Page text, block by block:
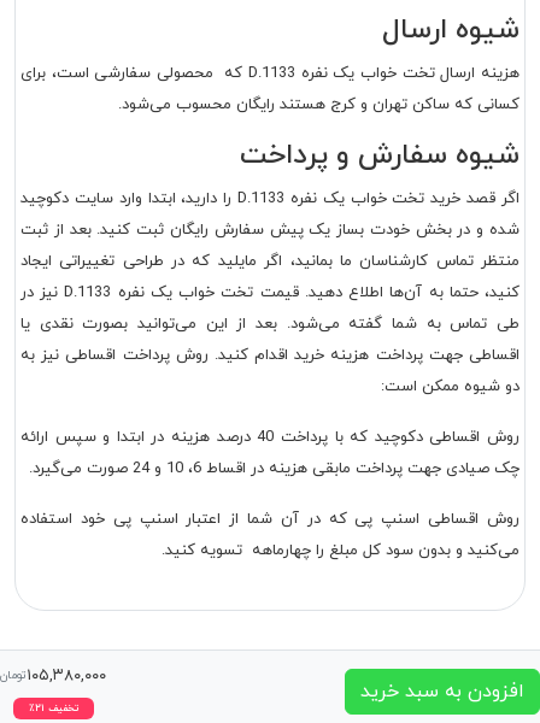
شیوه ارسال
هزینه ارسال تخت خواب یک نفره D.1133 که محصولی سفارشی است، برای
کسانی که ساکن تهران و کرج هستند رایگان محسوب می‌شود.
شیوه سفارش و پرداخت
اگر قصد خرید تخت خواب یک نفره D.1133 را دارید، ابتدا وارد سایت دکوچید
شده و در بخش خودت بساز یک پیش سفارش رایگان ثبت کنید. بعد از ثبت
منتظر تماس کارشناسان ما بمانید، اگر مایلید که در طراحی تغییراتی ایجاد
کنید، حتما به آن‌ها اطلاع دهید. قیمت تخت خواب یک نفره D.1133 نیز در
طی تماس به شما گفته می‌شود. بعد از این می‌توانید بصورت نقدی یا
اقساطی جهت پرداخت هزینه خرید اقدام کنید. روش پرداخت اقساطی نیز به
دو شیوه ممکن است:
روش اقساطی دکوچید که با پرداخت 40 درصد هزینه در ابتدا و سپس ارائه
چک صیادی جهت پرداخت مابقی هزینه در اقساط 6، 10 و 24 صورت می‌گیرد.
روش اقساطی اسنپ پی که در آن شما از اعتبار اسنپ پی خود استفاده
می‌کنید و بدون سود کل مبلغ را چهارماهه تسویه کنید.
افزودن به سبد خرید
۱۰۵,۳۸۰,۰۰۰تومان
تخفیف ۲۱٪